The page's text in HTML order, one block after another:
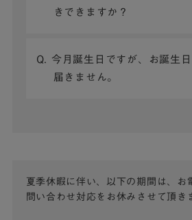
きできますか？
Q. 今月誕生日ですが、お誕生
届きません。
夏季休暇に伴い、以下の期間は、お
問い合わせ対応をお休みさせて頂き